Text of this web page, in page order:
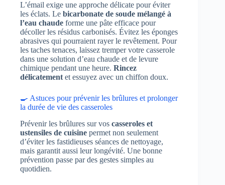
L’émail exige une approche délicate pour éviter
les éclats. Le bicarbonate de soude mélangé à
l’eau chaude forme une pâte efficace pour
décoller les résidus carbonisés. Évitez les éponges
abrasives qui pourraient rayer le revêtement. Pour
les taches tenaces, laissez tremper votre casserole
dans une solution d’eau chaude et de levure
chimique pendant une heure. Rincez
délicatement et essuyez avec un chiffon doux.
🍳 Astuces pour prévenir les brûlures et prolonger
la durée de vie des casseroles
Prévenir les brûlures sur vos casseroles et
ustensiles de cuisine permet non seulement
d’éviter les fastidieuses séances de nettoyage,
mais garantit aussi leur longévité. Une bonne
prévention passe par des gestes simples au
quotidien.